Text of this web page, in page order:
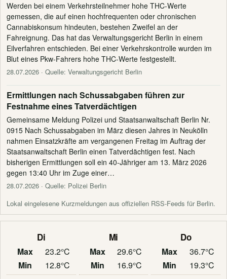
Werden bei einem Verkehrsteilnehmer hohe THC-Werte
gemessen, die auf einen hochfrequenten oder chronischen
Cannabiskonsum hindeuten, bestehen Zweifel an der
Fahreignung. Das hat das Verwaltungsgericht Berlin in einem
Eilverfahren entschieden. Bei einer Verkehrskontrolle wurden im
Blut eines Pkw-Fahrers hohe THC-Werte festgestellt.
28.07.2026 · Quelle: Verwaltungsgericht Berlin
Ermittlungen nach Schussabgaben führen zur
Festnahme eines Tatverdächtigen
Gemeinsame Meldung Polizei und Staatsanwaltschaft Berlin Nr.
0915 Nach Schussabgaben im März diesen Jahres in Neukölln
nahmen Einsatzkräfte am vergangenen Freitag im Auftrag der
Staatsanwaltschaft Berlin einen Tatverdächtigen fest. Nach
bisherigen Ermittlungen soll ein 40-Jähriger am 13. März 2026
gegen 13:40 Uhr im Zuge einer…
28.07.2026 · Quelle: Polizei Berlin
Lokal eingelesene Kurzmeldungen aus offiziellen RSS-Feeds für Berlin.
Di
Max
23.2°C
Min
12.8°C
Mi
Max
29.6°C
Min
16.9°C
Do
Max
36.7°C
Min
19.3°C